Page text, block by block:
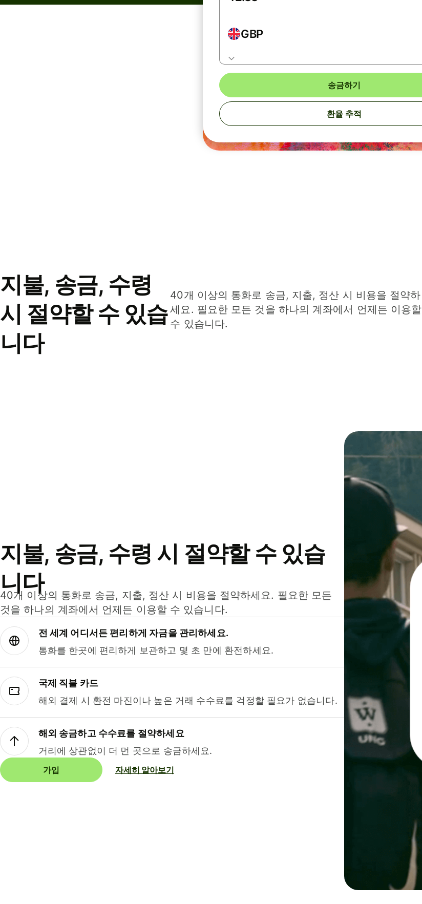
GBP
송금하기
환율 추적
지불, 송금, 수령
시 절약할 수 있습
니다
40개 이상의 통화로 송금, 지출, 정산 시 비용을 절약하
세요. 필요한 모든 것을 하나의 계좌에서 언제든 이용할
수 있습니다.
지불, 송금, 수령 시 절약할 수 있습
니다
40개 이상의 통화로 송금, 지출, 정산 시 비용을 절약하세요. 필요한 모든
것을 하나의 계좌에서 언제든 이용할 수 있습니다.
전 세계 어디서든 편리하게 자금을 관리하세요.
통화를 한곳에 편리하게 보관하고 몇 초 만에 환전하세요.
국제 직불 카드
해외 결제 시 환전 마진이나 높은 거래 수수료를 걱정할 필요가 없습니다.
해외 송금하고 수수료를 절약하세요
거리에 상관없이 더 먼 곳으로 송금하세요.
가입 자세히 알아보기